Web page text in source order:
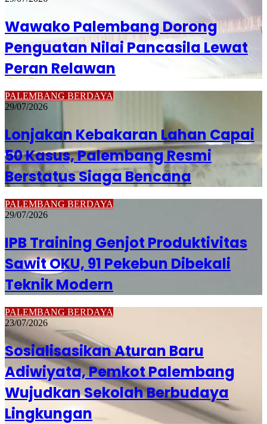
Wawako Palembang Dorong
Penguatan Nilai Pancasila Lewat
Peran Relawan
PALEMBANG BERDAYA
29/07/2026
Lonjakan Kebakaran Lahan Capai
50 Kasus, Palembang Resmi
Berstatus Siaga Bencana
PALEMBANG BERDAYA
29/07/2026
IPB Training Genjot Produktivitas
Sawit OKU, 91 Pekebun Dibekali
Teknik Modern
PALEMBANG BERDAYA
23/07/2026
Sosialisasikan Aturan Baru
Adiwiyata, Pemkot Palembang
Wujudkan Sekolah Berbudaya
Lingkungan